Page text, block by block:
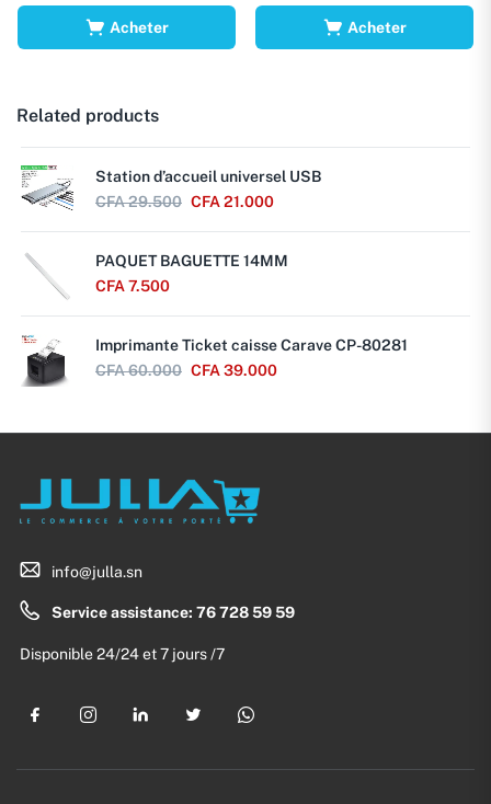
Acheter Acheter
Related products
Station d’accueil universel USB
CFA29.500 CFA 21.000
PAQUET BAGUETTE 14MM
CFA 7.500
Imprimante Ticket caisse Carave CP-80281
CFA60.000 CFA 39.000
info@julla.sn
Service assistance: 76 728 59 59
Disponible 24/24 et 7 jours /7